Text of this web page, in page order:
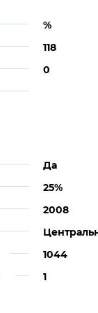
%
118
0
Да
25%
2008
1044
1